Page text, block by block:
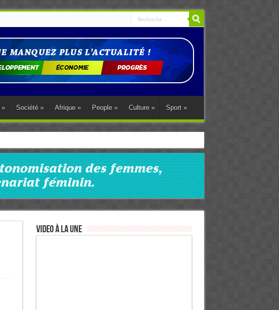
» Société » Afrique » People » Culture » Sport »
Video à la Une